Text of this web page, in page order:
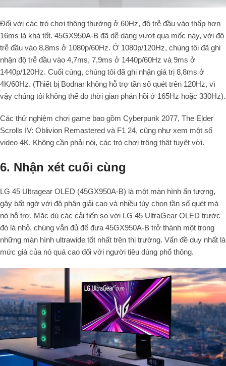
Đối với các trò chơi thông thường ở 60Hz, độ trễ đầu vào thấp hơn
16ms là khá tốt. 45GX950A-B đã dễ dàng vượt qua mốc này, với độ
trễ đầu vào 8,8ms ở 1080p/60Hz. Ở 1080p/120Hz, chúng tôi đã ghi
nhận độ trễ đầu vào 4,7ms, 7,9ms ở 1440p/60Hz và 9ms ở
1440p/120Hz. Cuối cùng, chúng tôi đã ghi nhận giá trị 8,8ms ở
4K/60Hz. (Thiết bị Bodnar không hỗ trợ tần số quét trên 120Hz, vì
vậy chúng tôi không thể đo thời gian phản hồi ở 165Hz hoặc 330Hz).
Các thử nghiệm chơi game bao gồm Cyberpunk 2077, The Elder
Scrolls IV: Oblivion Remastered và F1 24, cũng như xem một số
video 4K. Không cần phải nói, các trò chơi trông thật tuyệt vời.
6. Nhận xét cuối cùng
LG 45 Ultragear OLED (45GX950A-B) là một màn hình ấn tượng,
gây bất ngờ với độ phân giải cao và nhiều tùy chọn tần số quét mà
nó hỗ trợ. Mặc dù các cải tiến so với LG 45 UltraGear OLED trước
đó là nhỏ, chúng vẫn đủ để đưa 45GX950A-B trở thành một trong
những màn hình ultrawide tốt nhất trên thị trường. Vấn đề duy nhất là
mức giá của nó quá cao đối với người tiêu dùng phổ thông.